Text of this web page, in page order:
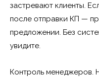
застревают клиенты.
после отправки КП —
предложении. Без
увидите.
Контроль менеджеров.